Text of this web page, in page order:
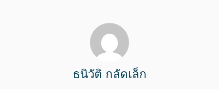
ธนิวัติ กลัดเล็ก